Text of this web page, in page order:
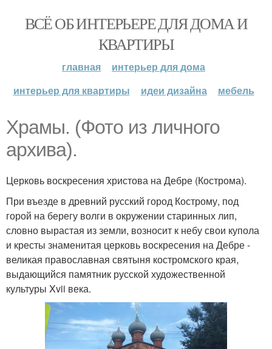
ВСЁ ОБ ИНТЕРЬЕРЕ ДЛЯ ДОМА И
КВАРТИРЫ
главная
интерьер для дома
интерьер для квартиры
идеи дизайна мебель
Храмы. (Фото из личного
архива).
Церковь воскресения христова на Дебре (Кострома).
При въезде в древний русский город Кострому, под
горой на берегу волги в окружении старинных лип,
словно вырастая из земли, возносит к небу свои купола
и кресты знаменитая церковь воскресения на Дебре -
великая православная святыня костромского края,
выдающийся памятник русской художественной
культуры Xvii века.